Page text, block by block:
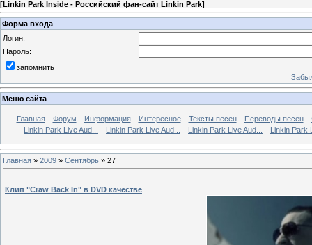
[Linkin Park Inside - Российский фан-сайт Linkin Park]
Форма входа
Логин:
Пароль:
запомнить
Меню сайта
Главная Форум Информация Интересное Тексты песен Переводы песен
Linkin Park Live Aud...
Linkin Park Live Aud... Linkin Park Live Aud... Linkin Park
Главная » 2009 » Сентябрь » 27
Клип "Craw Back In" в DVD качестве